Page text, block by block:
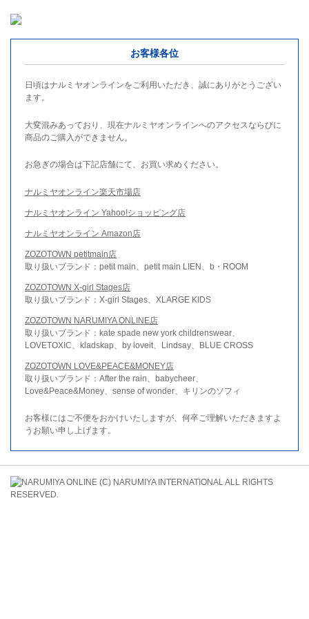
お客様各位
日頃はナルミヤオンラインをご利用いただき、誠にありがとうござい
ます。
大変混みあっており、現在ナルミヤオンラインへのアクセスならびに
商品のご購入ができません。
お急ぎの場合は下記店舗にて、お買い求めください。
ナルミヤオンライン楽天市場店
ナルミヤオンライン Yahoo!ショッピング店
ナルミヤオンライン Amazon店
ZOZOTOWN petitmain店
取り扱いブランド：petit main、petit main LIEN、b・ROOM
ZOZOTOWN X-girl Stages店
取り扱いブランド：X-girl Stages、XLARGE KIDS
ZOZOTOWN NARUMIYA ONLINE店
取り扱いブランド：kate spade new york childrenswear、
LOVETOXIC、kladskap、by loveit、Lindsay、BLUE CROSS
ZOZOTOWN LOVE&PEACE&MONEY店
取り扱いブランド：After the rain、babycheer、
Love&Peace&Money、sense of wonder、キリンのソフィ
お客様にはご不便をおかけいたしますが、何卒ご理解いただきますよ
うお願い申し上げます。